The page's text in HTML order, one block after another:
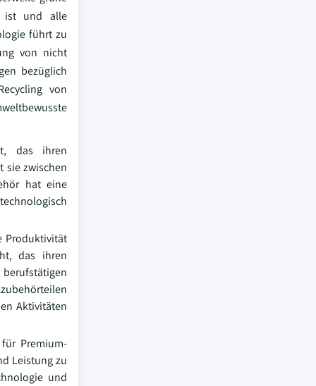
ist und alle
führt zu
von nicht
bezüglich
von
das ihren
sie zwischen
hat eine
Produktivität
das ihren
Aktivitäten
Premium-
Leistung zu
und